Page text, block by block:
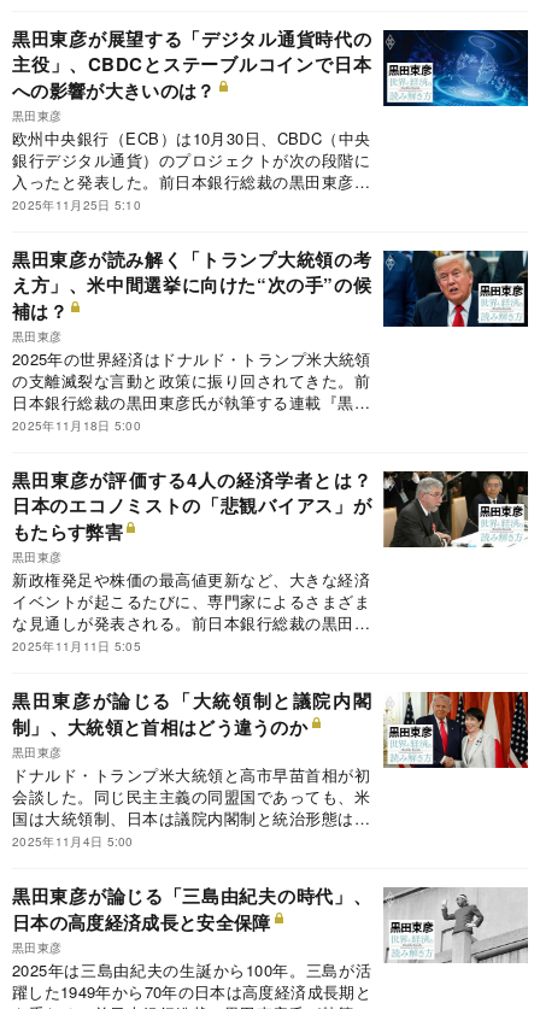
経済統合が実現するための課題と展望は？
黒田東彦が展望する「デジタル通貨時代の
主役」、CBDCとステーブルコインで日本
への影響が大きいのは？
黒田東彦
欧州中央銀行（ECB）は10月30日、CBDC（中央
銀行デジタル通貨）のプロジェクトが次の段階に
入ったと発表した。前日本銀行総裁の黒田東彦氏
が執筆する連載『黒田東彦の世界と経済の読み解
主役」。日本にとって、CBDCとステーブルコイ
ンそれぞれ導入されたときの影響が大きいのはど
ちらなのか。
2025年11月25日 5:10
黒田東彦が読み解く「トランプ大統領の考
え方」、米中間選挙に向けた“次の手”の候
補は？
黒田東彦
2025年の世界経済はドナルド・トランプ米大統領
の支離滅裂な言動と政策に振り回されてきた。前
日本銀行総裁の黒田東彦氏が執筆する連載『黒田
東彦の世界と経済の読み解き方』の今回のテーマ
解くトランプ大統領の思考法と、米中間選挙に向
けて打ち出す可能性がある次なる政策とは？
2025年11月18日 5:00
黒田東彦が評価する4人の経済学者とは？
日本のエコノミストの「悲観バイアス」が
もたらす弊害
黒田東彦
新政権発足や株価の最高値更新など、大きな経済
イベントが起こるたびに、専門家によるさまざま
な見通しが発表される。前日本銀行総裁の黒田東
彦氏が執筆する連載『黒田東彦の世界と経済の読
悲観バイアス」。黒田氏が評価する4人の経済学
者と、日本のエコノミストの悲観バイアスがもた
らす弊害とは。
2025年11月11日 5:05
黒田東彦が論じる「大統領制と議院内閣
制」、大統領と首相はどう違うのか
黒田東彦
ドナルド・トランプ米大統領と高市早苗首相が初
会談した。同じ民主主義の同盟国であっても、米
国は大統領制、日本は議院内閣制と統治形態は異
なり、トップの位置付けや権限にも違いがある。
田東彦の世界と経済の読み解き方』の今回のテー
マは、「大統領制と議院内閣制」。大統領と首相
の違いは世界秩序にどんな影響をもたらすのか。
2025年11月4日 5:00
黒田東彦が論じる「三島由紀夫の時代」、
日本の高度経済成長と安全保障
黒田東彦
2025年は三島由紀夫の生誕から100年。三島が活
躍した1949年から70年の日本は高度経済成長期と